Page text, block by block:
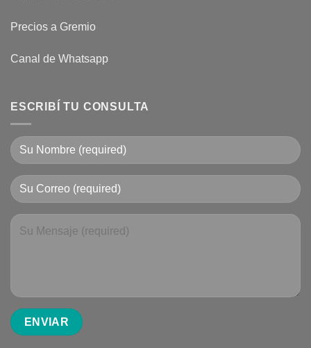
Precios a Gremio
Canal de Whatsapp
ESCRIBÍ TU CONSULTA